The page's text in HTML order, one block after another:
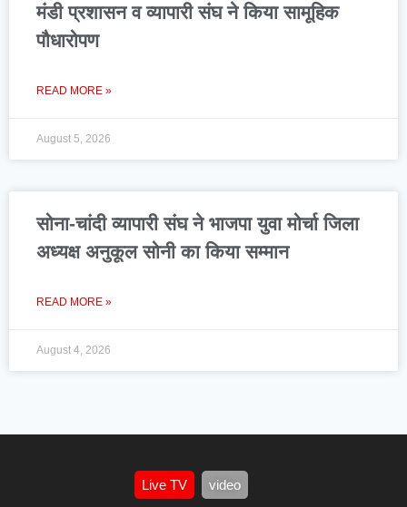
मंडी प्रशासन व व्यापारी संघ ने किया सामूहिक
पौधारोपण
READ MORE »
August 5, 2026
सोना-चांदी व्यापारी संघ ने भाजपा युवा मोर्चा जिला
अध्यक्ष अनुकूल सोनी का किया सम्मान
READ MORE »
August 4, 2026
Live TV video